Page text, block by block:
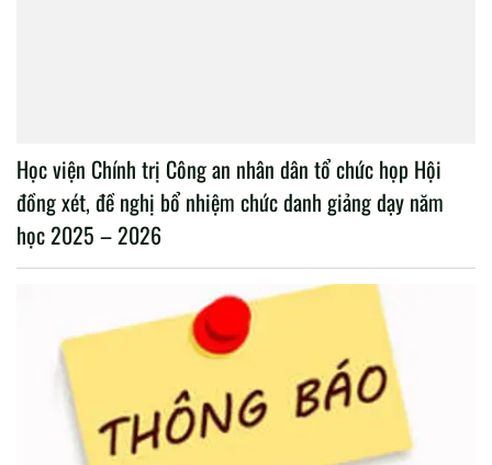
Học viện Chính trị Công an nhân dân tổ chức họp Hội
đồng xét, đề nghị bổ nhiệm chức danh giảng dạy năm
học 2025 – 2026